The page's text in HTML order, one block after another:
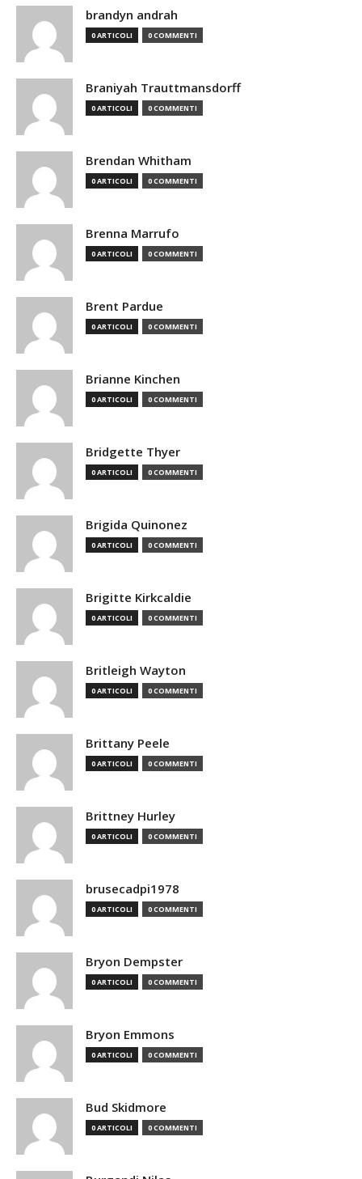
brandyn andrah
0 ARTICOLI 0 COMMENTI
Braniyah Trauttmansdorff
0 ARTICOLI 0 COMMENTI
Brendan Whitham
0 ARTICOLI 0 COMMENTI
Brenna Marrufo
0 ARTICOLI 0 COMMENTI
Brent Pardue
0 ARTICOLI 0 COMMENTI
Brianne Kinchen
0 ARTICOLI 0 COMMENTI
Bridgette Thyer
0 ARTICOLI 0 COMMENTI
Brigida Quinonez
0 ARTICOLI 0 COMMENTI
Brigitte Kirkcaldie
0 ARTICOLI 0 COMMENTI
Britleigh Wayton
0 ARTICOLI 0 COMMENTI
Brittany Peele
0 ARTICOLI 0 COMMENTI
Brittney Hurley
0 ARTICOLI 0 COMMENTI
brusecadpi1978
0 ARTICOLI 0 COMMENTI
Bryon Dempster
0 ARTICOLI 0 COMMENTI
Bryon Emmons
0 ARTICOLI 0 COMMENTI
Bud Skidmore
0 ARTICOLI 0 COMMENTI